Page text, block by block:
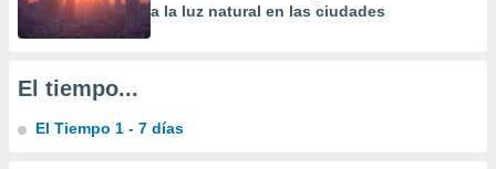
mediante
publicidad
a la luz natural en las ciudades
El tiempo...
El Tiempo 1 - 7 días